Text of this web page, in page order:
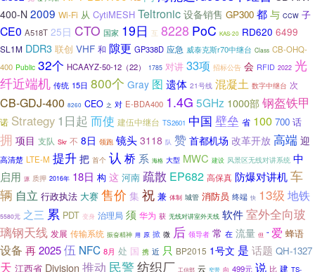
400-N 2009 Wi-Fi 从 CytiMESH Teltronic 设备销售 GP300 都与 CCW 子
CE0 A518T 25日 CTO 国家 19日 互 8228 PoC KAS-20 RD620 6499
SL1M DDR3 联创 VHF 和 隙更 GP338D 应急 威泰克斯r70中继台 Class CB-OHQ-
400 Public 32个 HCAAYZ-50-12（22） 1785 对讲 33项 招标公告 会 RFID 2022 光
纤近端机 传统 15日 800个 Gray 图 遗体 21号线 混凝土 数字中继台 次
CB-GDJ-400 8260 CEO 之 对 E-BDA400 1.4G 5GHz 1000部 钢盔铁甲
诺 Strategy 1日起 而使 建伍中继台 TS2601 中国 壁垒 省 100 700 话
拥 项目 支队 Skr 不 8日 领跑 镜头 3118 队 赞 首都机场 改革开放 高端 迎
高清楚 LTE-M 提升 把 首个 认 桥 系 海格 大型 MWC 建设 风景区无线对讲系统 中
启用 源 质押 2016年 18日 构 这 河南 疏散 EP682 高保真 防爆对讲机车
辆 自立 行政执法 大赛 售价 集 祝 兼 体制 城管 消防员 终端 快 13级 地铁
5580元 之三 累 PDT 变身 治理局 须 华为 获 无线对讲室外天线 软件室外全向玻
璃钢天线 发展 传输系统 振奋精神 用 原 掀 微 后 领导者 常 在 流量 但 ” 爱 蜂语
设备 再2025伍 NFC 8月 处 国 携 近 只 BP2015 1号文 是 话题 QH-1327
天 江西省 Division 推动 民警纺织厂 工信部 云 窄带 向 499元 说 比 建 TS-